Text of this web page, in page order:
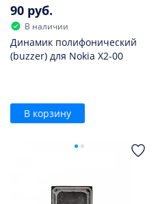
90 руб.
В наличии
Динамик полифонический
(buzzer) для Nokia X2-00
В корзину